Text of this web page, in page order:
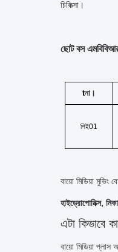
চিকিত্সা।
ছোট বস
tনা।
পিই01
বায়ো মিডিয়া মুভিং
হাইড্রোপোনিক্স,
এটা কিভাবে
বায়ো মিডিয়া প্লাস